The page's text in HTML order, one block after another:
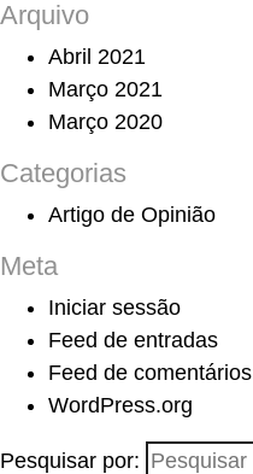
Arquivo
Abril 2021
Março 2021
Março 2020
Categorias
Artigo de Opinião
Meta
Iniciar sessão
Feed de entradas
Feed de comentários
WordPress.org
Pesquisar por: